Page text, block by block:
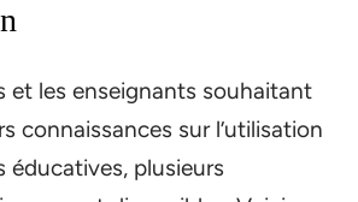
et les enseignants souhaitant
connaissances sur l’utilisation
éducatives, plusieurs